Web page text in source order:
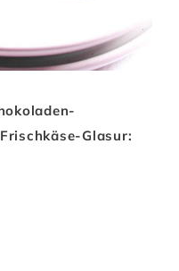
Glasur: